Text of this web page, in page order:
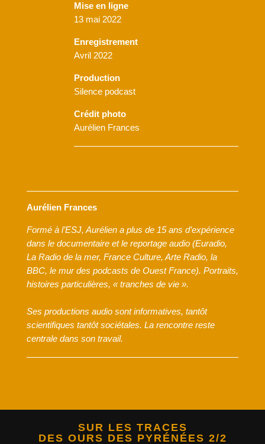
Mise en ligne
13 mai 2022
Enregistrement
Avril 2022
Production
Silence podcast
Crédit photo
Aurélien Frances
Aurélien Frances
Formé à l’ESJ, Aurélien a plus de 15 ans d’expérience
dans le documentaire et le reportage audio (Euradio,
La Radio de la mer, France Culture, Arte Radio, la
BBC, le mur des podcasts de Ouest France). Portraits,
histoires particulières, « tranches de vie ».
Ses productions audio sont informatives, tantôt
scientifiques tantôt sociétales. La rencontre reste
centrale dans son travail.
SUR LES TRACES
DES OURS DES PYRÉNÉES 2/2